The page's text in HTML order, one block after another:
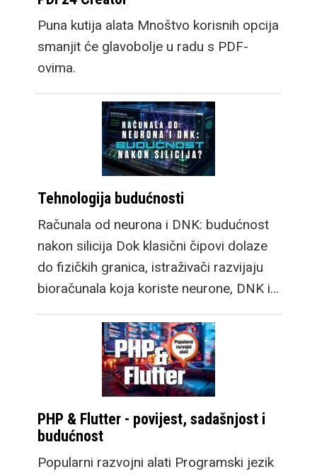
bateriju sa vrlo
robusnim i svestranim
OneUI 9 optimizacijom.
Galaxy Watch Ultra2
osim velike baterije
sada ima i brzo
punjenje, a novi dizajn
omogućuje i daleko
veću 100m
vodootpornost pa je
spreman za ronjenje,
i ozbiljnijem praćenju
detalja svakog zarona.
Pogledajmo sada što
sve nude uređaji u malo
više detalja.
Novi flagship preklopni
Puna kutija alata Mnoštvo korisnih opcija
smanjit će glavobolje u radu s PDF-
ovima.
Tehnologija budućnosti
Računala od neurona i DNK: budućnost
nakon silicija Dok klasični čipovi dolaze
do fizičkih granica, istraživači razvijaju
bioračunala koja koriste neurone, DNK i…
PHP & Flutter - povijest, sadašnjost i
budućnost
Popularni razvojni alati Programski jezik